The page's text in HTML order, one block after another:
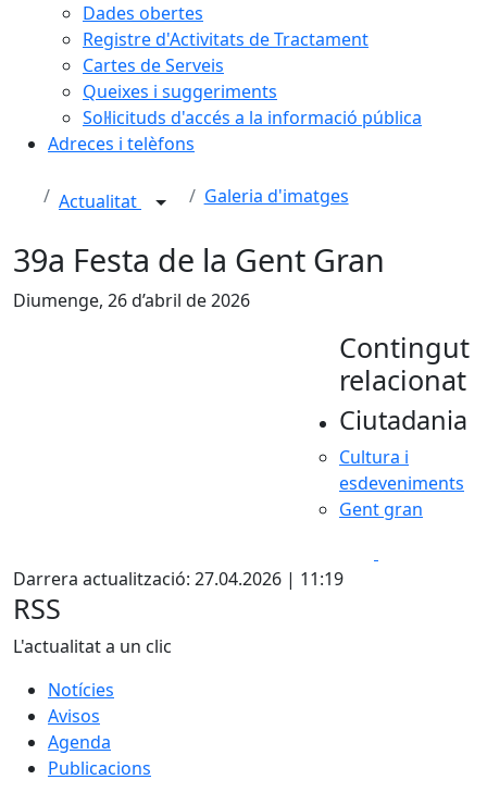
Dades obertes
Registre d'Activitats de Tractament
Cartes de Serveis
Queixes i suggeriments
Sol·licituds d'accés a la informació pública
Adreces i telèfons
Actualitat Galeria d'imatges
39a Festa de la Gent Gran
Diumenge, 26 d’abril de 2026
Contingut
relacionat
Ciutadania
Cultura i
esdeveniments
Gent gran
Darrera actualització: 27.04.2026 | 11:19
RSS
L'actualitat a un clic
Notícies
Avisos
Agenda
Publicacions